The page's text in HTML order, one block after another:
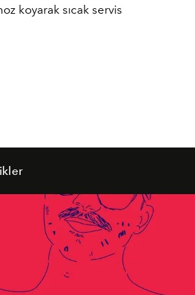
koyarak sıcak servis